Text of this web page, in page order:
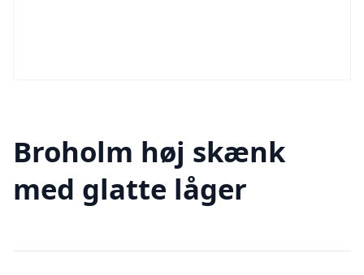
Broholm høj skænk
med glatte låger